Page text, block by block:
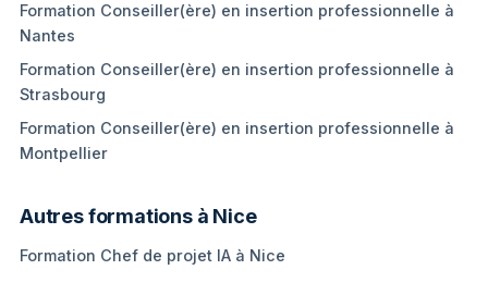
Formation Conseiller(ère) en insertion professionnelle à
Nantes
Formation Conseiller(ère) en insertion professionnelle à
Strasbourg
Formation Conseiller(ère) en insertion professionnelle à
Montpellier
Autres formations à Nice
Formation Chef de projet IA à Nice